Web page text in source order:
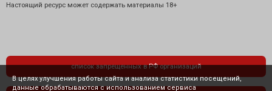
Настоящий ресурс может содержать материалы 18+
список запрещенных в РФ организаций
В целях улучшения работы сайта и анализа статистики посещений,
данные обрабатываются с использованием сервиса